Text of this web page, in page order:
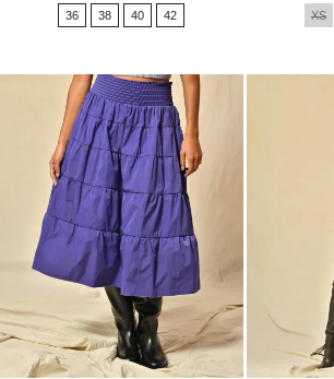
36 38 40 42 XS